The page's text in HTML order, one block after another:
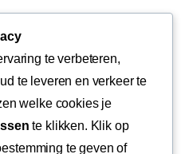
te verbeteren,
te leveren en verkeer te
welke cookies je
te klikken. Klik op
te geven of